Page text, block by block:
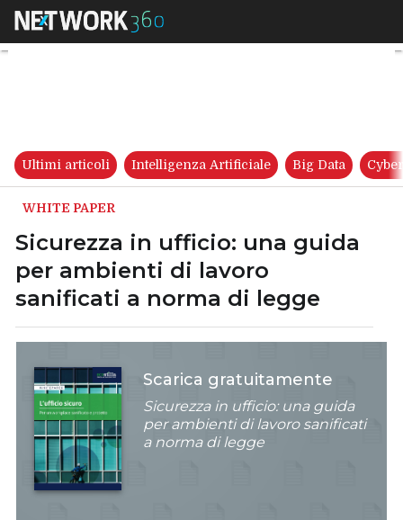
Sicurezza in ufficio: una
Ultimi articoli Intelligenza Artificiale Big Data
WHITE PAPER
Sicurezza in ufficio: una guida
per ambienti di lavoro
sanificati a norma di legge
Scarica gratuitamente
Sicurezza in ufficio: una guida
per ambienti di lavoro sanificati
a norma di legge